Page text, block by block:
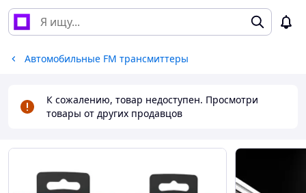
Автомобильные FM трансмиттеры
К сожалению, товар недоступен. Просмотри
товары от других продавцов